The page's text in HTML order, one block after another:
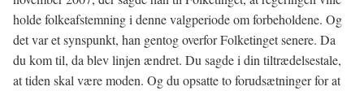
holde folkeafstemning i denne valgperiode om forbeholdene. Og
det var et synspunkt, han gentog overfor Folketinget senere. Da
du kom til, da blev linjen ændret. Du sagde i din tiltrædelsestale,
at tiden skal være moden. Og du opsatte to forudsætninger for at